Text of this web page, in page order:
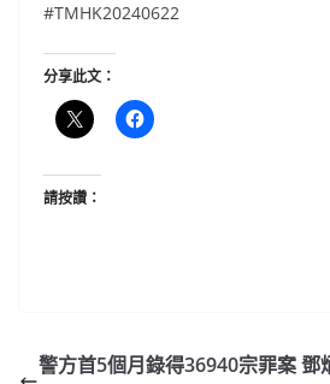
#TMHK20240622
分享此文：
請按讚：
警方首5個月錄得36940宗罪案 鄧